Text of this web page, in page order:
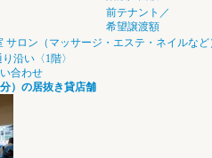
前テナント／
希望譲渡額
サロン（マッサージ・エステ・ネイルなど
沿い〈1階〉
合わせ
）の居抜き貸店舗